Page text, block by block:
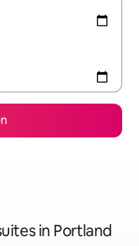
in Portland